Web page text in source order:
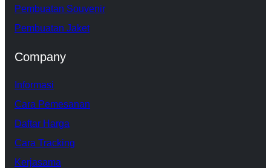
Pembuatan Souvenir
Pembuatan Jaket
Company
Informasi
Cara Pemesanan
Daftar Harga
Cara Tracking
Kerjasama